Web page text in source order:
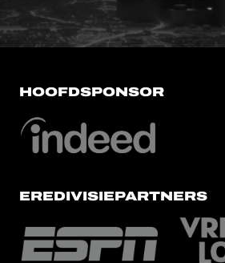
HOOFDSPONSOR
EREDIVISIEPARTNERS